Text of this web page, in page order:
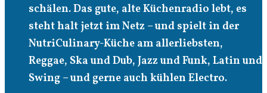
schälen. Das gute, alte Küchenradio lebt, es
steht halt jetzt im Netz – und spielt in der
NutriCulinary-Küche am allerliebsten,
Reggae, Ska und Dub, Jazz und Funk, Latin und
Swing – und gerne auch kühlen Electro.